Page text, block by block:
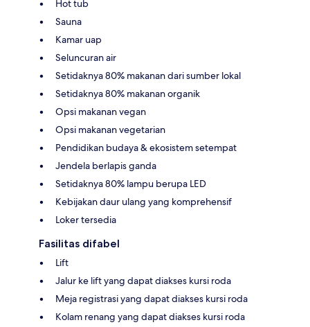
Hot tub
Sauna
Kamar uap
Seluncuran air
Setidaknya 80% makanan dari sumber lokal
Setidaknya 80% makanan organik
Opsi makanan vegan
Opsi makanan vegetarian
Pendidikan budaya & ekosistem setempat
Jendela berlapis ganda
Setidaknya 80% lampu berupa LED
Kebijakan daur ulang yang komprehensif
Loker tersedia
Fasilitas difabel
Lift
Jalur ke lift yang dapat diakses kursi roda
Meja registrasi yang dapat diakses kursi roda
Kolam renang yang dapat diakses kursi roda